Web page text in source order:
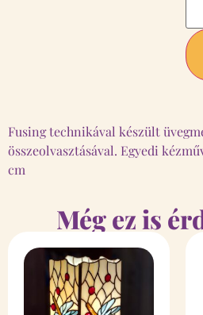
Fusing technikával készült
összeolvasztásával. Egyedi
cm
Még ez is